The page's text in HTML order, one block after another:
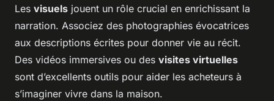
Les visuels jouent un rôle crucial en enrichissant la
narration. Associez des photographies évocatrices
aux descriptions écrites pour donner vie au récit.
Des vidéos immersives ou des visites virtuelles
sont d’excellents outils pour aider les acheteurs à
s’imaginer vivre dans la maison.